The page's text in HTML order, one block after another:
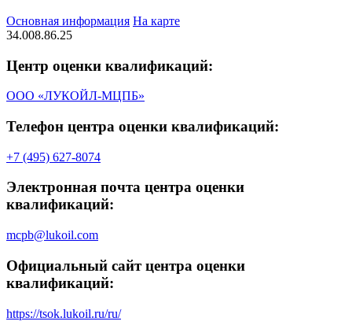
Основная информация На карте
34.008.86.25
Центр оценки квалификаций:
ООО «ЛУКОЙЛ-МЦПБ»
Телефон центра оценки квалификаций:
+7 (495) 627-8074
Электронная почта центра оценки
квалификаций:
mcpb@lukoil.com
Официальный сайт центра оценки
квалификаций:
https://tsok.lukoil.ru/ru/